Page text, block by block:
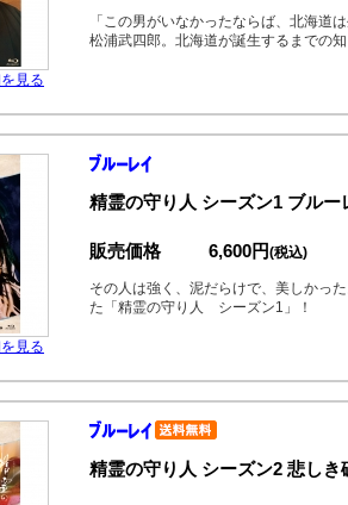
見る
「この男がいなかったならば、北海道
松浦武四郎。北海道が誕生するまでの
見る
精霊の守り人 シーズン1 ブルー
販売価格 6,600円(税込)
その人は強く、泥だらけで、美しかっ
た「精霊の守り人 シーズン1」！
精霊の守り人 シーズン2 悲し